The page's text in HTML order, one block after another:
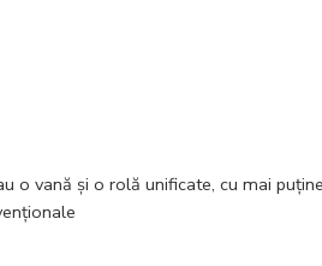
o vană şi o rolă unificate, cu mai